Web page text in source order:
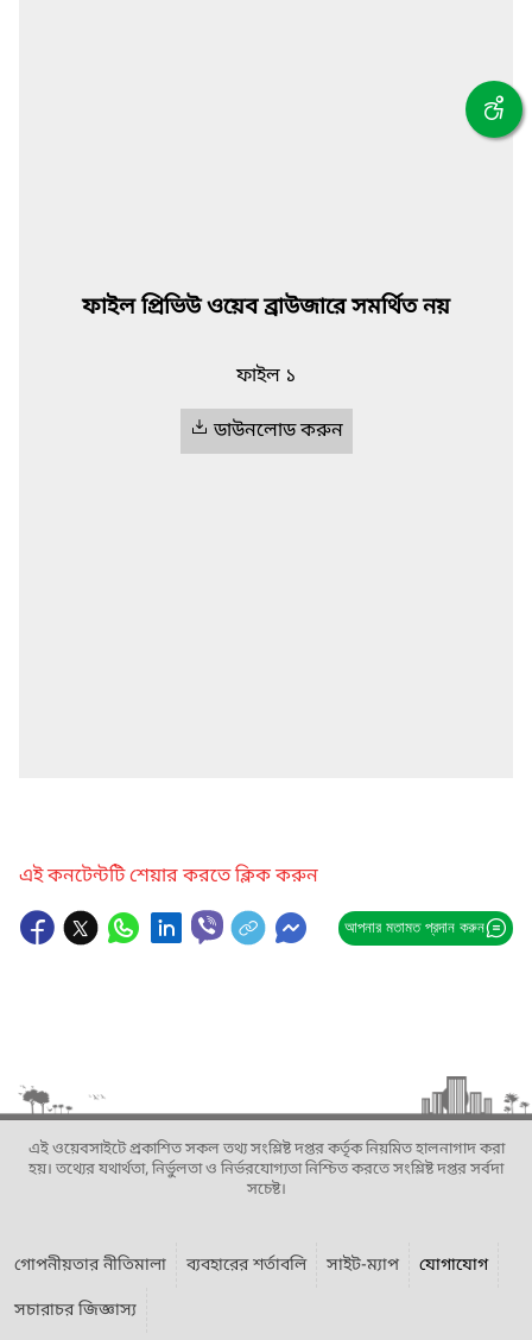
ফাইল প্রিভিউ ওয়েব ব্রাউজারে সমর্থিত নয়
ফাইল ১
ডাউনলোড করুন
এই কনটেন্টটি শেয়ার করতে ক্লিক করুন
আপনার মতামত প্রদান করুন
এই ওয়েবসাইটে প্রকাশিত সকল তথ্য সংশ্লিষ্ট দপ্তর কর্তৃক নিয়মিত হালনাগাদ করা
হয়। তথ্যের যথার্থতা, নির্ভুলতা ও নির্ভরযোগ্যতা নিশ্চিত করতে সংশ্লিষ্ট দপ্তর সর্বদা
সচেষ্ট।
গোপনীয়তার নীতিমালা ব্যবহারের শর্তাবলি সাইট-ম্যাপ
যোগাযোগ
সচারাচর জিজ্ঞাস্য